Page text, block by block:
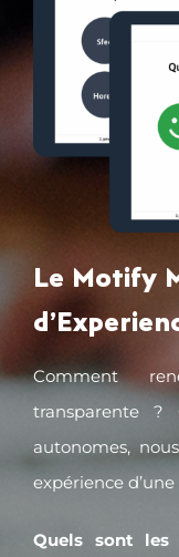
Le Motify
Comment
transparente ?
autonomes,
expérience
Quels sont les